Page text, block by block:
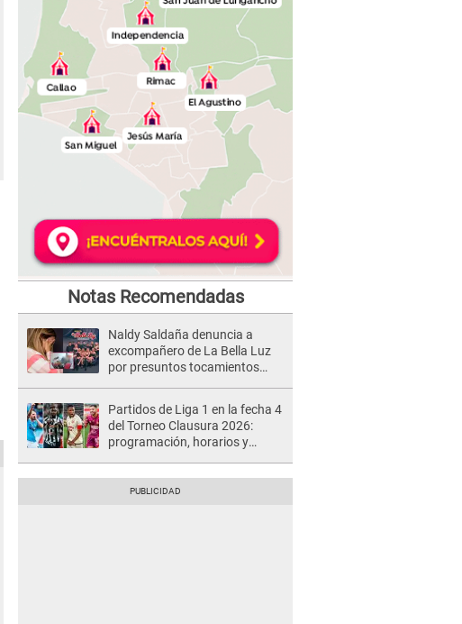
Notas Recomendadas
Naldy Saldaña denuncia a
excompañero de La Bella Luz
por presuntos tocamientos
Partidos de Liga 1 en la fecha 4
del Torneo Clausura 2026:
programación, horarios y